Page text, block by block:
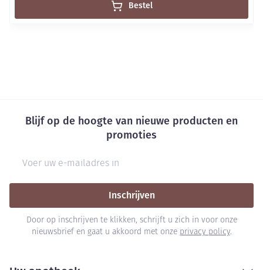
Bestel
Blijf op de hoogte van nieuwe producten en
promoties
Inschrijven
Door op inschrijven te klikken, schrijft u zich in voor onze
nieuwsbrief en gaat u akkoord met onze privacy policy.